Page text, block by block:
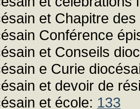
et Chapitre
Conférence
et Conseils
e Curie
et devoir de
et école: 133